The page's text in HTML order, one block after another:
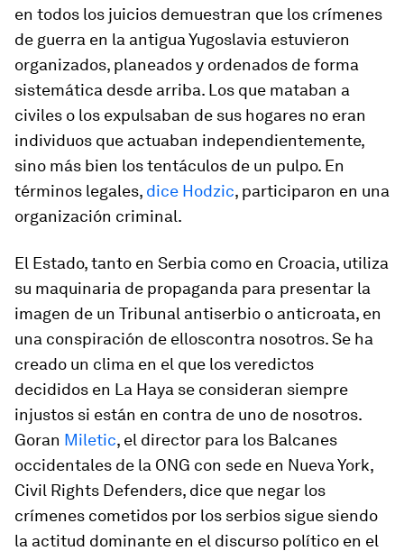
en todos los juicios demuestran que los crímenes
de guerra en la antigua Yugoslavia estuvieron
organizados, planeados y ordenados de forma
sistemática desde arriba. Los que mataban a
civiles o los expulsaban de sus hogares no eran
individuos que actuaban independientemente,
sino más bien los tentáculos de un pulpo. En
términos legales, dice Hodzic, participaron en una
organización criminal.
El Estado, tanto en Serbia como en Croacia, utiliza
su maquinaria de propaganda para presentar la
imagen de un Tribunal antiserbio o anticroata, en
una conspiración de elloscontra nosotros. Se ha
creado un clima en el que los veredictos
decididos en La Haya se consideran siempre
injustos si están en contra de uno de nosotros.
Goran Miletic, el director para los Balcanes
occidentales de la ONG con sede en Nueva York,
Civil Rights Defenders, dice que negar los
crímenes cometidos por los serbios sigue siendo
la actitud dominante en el discurso político en el